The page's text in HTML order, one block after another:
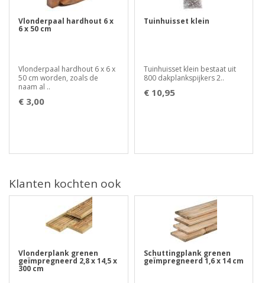
Vlonderpaal hardhout 6 x
6 x 50 cm
Vlonderpaal hardhout 6 x 6 x
50 cm worden, zoals de
naam al ..
€ 3,00
Tuinhuisset klein
Tuinhuisset klein bestaat uit
800 dakplankspijkers 2..
€ 10,95
Klanten kochten ook
Vlonderplank grenen
geïmpregneerd 2,8 x 14,5 x
300 cm
Schuttingplank grenen
geïmpregneerd 1,6 x 14 cm